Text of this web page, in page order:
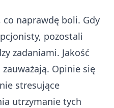
naprawdę boli. Gdy
pozostali
zadaniami. Jakość
Opinie się
stresujące
utrzymanie tych